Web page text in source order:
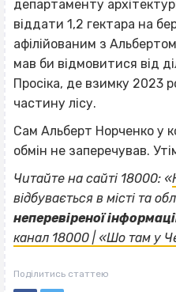
департаменту
віддати 1,2 гектара на
афілійованим з
мав би відмовитися від
Просіка, де взимку 2023
частину лісу.
Сам Альберт Норченко у
обмін не заперечував.
Читайте на сайті 18000: «
відбувається в місті та
неперевіреної
канал 18000 | «Шо там у
Поділитись статтею